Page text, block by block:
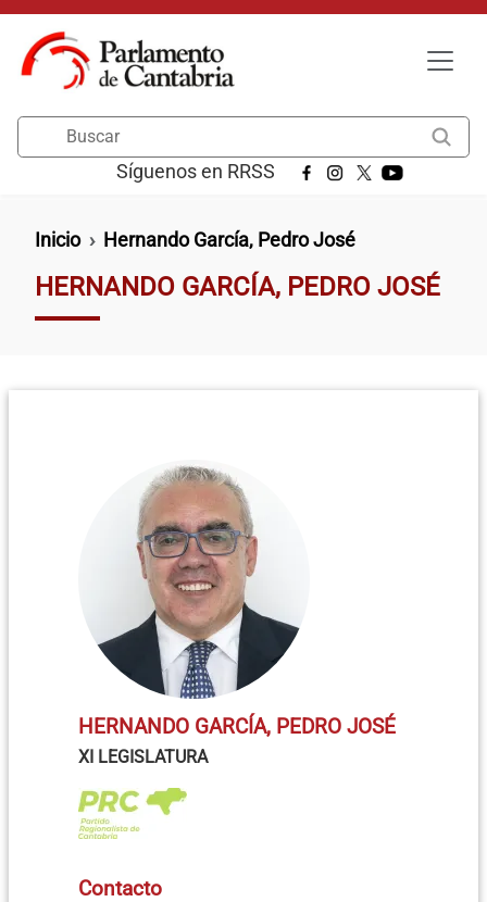
Pasar al contenido principal
Síguenos en RRSS
Ruta de navegación
Inicio Hernando García, Pedro José
HERNANDO GARCÍA, PEDRO JOSÉ
HERNANDO GARCÍA, PEDRO JOSÉ
XI LEGISLATURA
Contacto